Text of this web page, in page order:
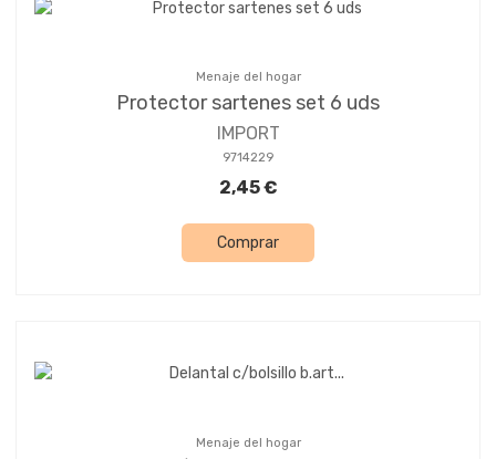
Menaje del hogar
Protector sartenes set 6 uds
IMPORT
9714229
2,45 €
Comprar
Menaje del hogar